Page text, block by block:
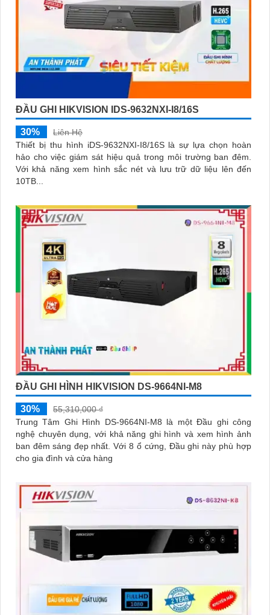
ĐẦU GHI HIKVISION IDS-9632NXI-I8/16S
30%
Liên Hệ
Thiết bị thu hình iDS-9632NXI-I8/16S là sự lựa chọn hoàn
hảo cho việc giám sát hiệu quả trong môi trường ban đêm.
Với khả năng xem hình sắc nét và lưu trữ dữ liệu lên đến
10TB...
ĐẦU GHI HÌNH HIKVISION DS-9664NI-M8
30%
55,310,000 ₫
Trung Tâm Ghi Hình DS-9664NI-M8 là một Đầu ghi công
nghệ chuyên dụng, với khả năng ghi hình và xem hình ảnh
ban đêm sáng đẹp nhất. Với 8 ổ cứng, Đầu ghi này phù hợp
cho gia đình và cửa hàng